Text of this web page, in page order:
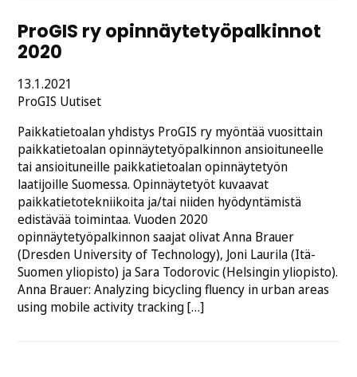
ProGIS ry opinnäytetyöpalkinnot
2020
Julkaistu
13.1.2021
Kategoriat:
ProGIS Uutiset
Paikkatietoalan yhdistys ProGIS ry myöntää vuosittain
paikkatietoalan opinnäytetyöpalkinnon ansioituneelle
tai ansioituneille paikkatietoalan opinnäytetyön
laatijoille Suomessa. Opinnäytetyöt kuvaavat
paikkatietotekniikoita ja/tai niiden hyödyntämistä
edistävää toimintaa. Vuoden 2020
opinnäytetyöpalkinnon saajat olivat Anna Brauer
(Dresden University of Technology), Joni Laurila (Itä-
Suomen yliopisto) ja Sara Todorovic (Helsingin yliopisto).
Anna Brauer: Analyzing bicycling fluency in urban areas
using mobile activity tracking […]